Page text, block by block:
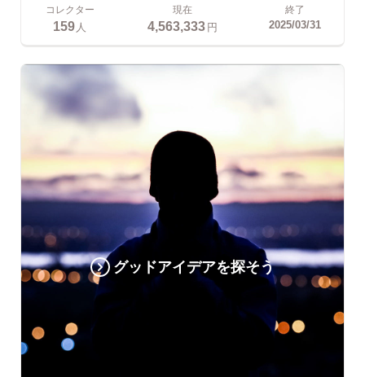
コレクター
159 人
現在
4,563,333円
終了
2025/03/31
グッドアイデアを探そう